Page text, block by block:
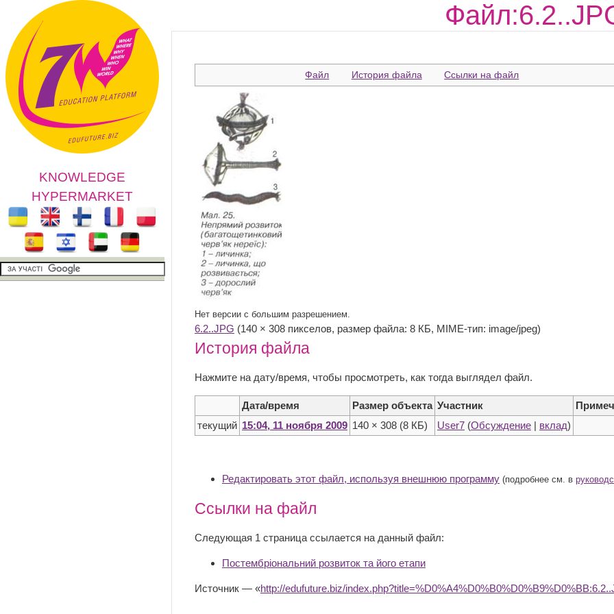
KNOWLEDGE
HYPERMARKET
Файл История файла Ссылки на файл
Нет версии с большим разрешением.
6.2..JPG ‎ (140 × 308 пикселов, размер файла: 8 КБ, MIME-тип: image/jpeg)
История файла
Нажмите на дату/время, чтобы просмотреть, как тогда выглядел файл.
Дата/время Размер объекта Участник
текущий 15:04, 11 ноября 2009 140 × 308 (8 КБ) User7 (Обсуждение | вклад)
Редактировать этот файл, используя внешнюю программу (подробнее см. в
Ссылки на файл
Следующая 1 страница ссылается на данный файл:
Постембріональний розвиток та його етапи
Источник — «http://edufuture.biz/